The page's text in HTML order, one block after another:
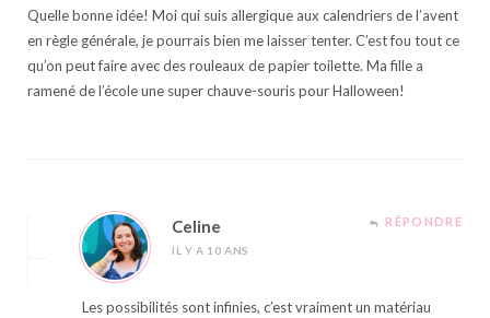
Quelle bonne idée! Moi qui suis allergique aux calendriers de l’avent
en règle générale, je pourrais bien me laisser tenter. C’est fou tout ce
qu’on peut faire avec des rouleaux de papier toilette. Ma fille a
ramené de l’école une super chauve-souris pour Halloween!
Celine
IL Y A 10 ANS
RÉPONDRE
Les possibilités sont infinies, c’est vraiment un matériau